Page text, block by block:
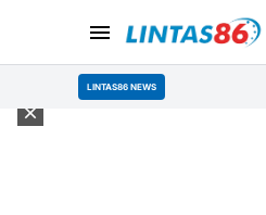
LINTAS86 NEWS